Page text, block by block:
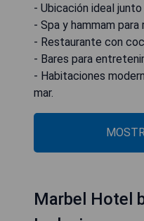
- Ubicación ideal junto
- Spa y hammam para
- Restaurante con
- Bares para
- Habitaciones
mar.
Marbel Hotel